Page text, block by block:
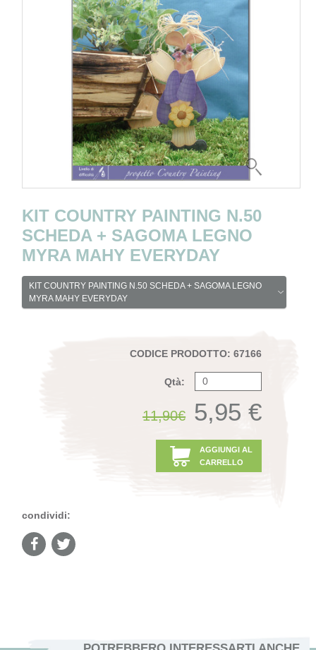
KIT COUNTRY PAINTING N.50
SCHEDA + SAGOMA LEGNO
MYRA MAHY EVERYDAY
KIT COUNTRY PAINTING N.50 SCHEDA + SAGOMA LEGNO
MYRA MAHY EVERYDAY
CODICE PRODOTTO: 67166
Qtà:
11,90€ 5,95 €
AGGIUNGI AL
CARRELLO
condividi: